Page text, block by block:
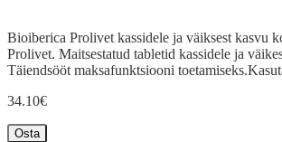
Bioiberica Prolivet kassidele ja väiksest kasvu
Prolivet. Maitsestatud tabletid kassidele ja
Täiendsööt maksafunktsiooni
34.10€
Osta